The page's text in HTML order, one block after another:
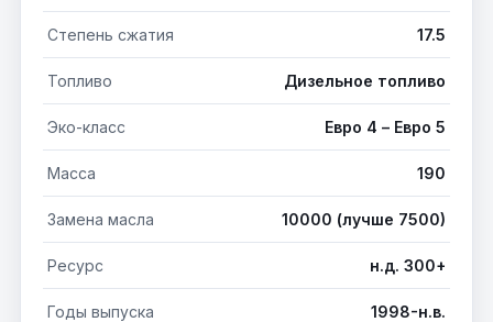
Степень сжатия 17.5
Топливо Дизельное топливо
Эко-класс Евро 4 – Евро 5
Масса 190
Замена масла 10000 (лучше 7500)
Ресурс н.д. 300+
Годы выпуска 1998-н.в.